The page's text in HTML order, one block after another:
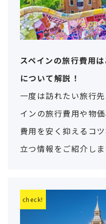
スペインの旅行費用
について解説！
一度は訪れたい旅行
インの旅行費用や物
費用を安く抑えるコ
立つ情報をご紹介しま